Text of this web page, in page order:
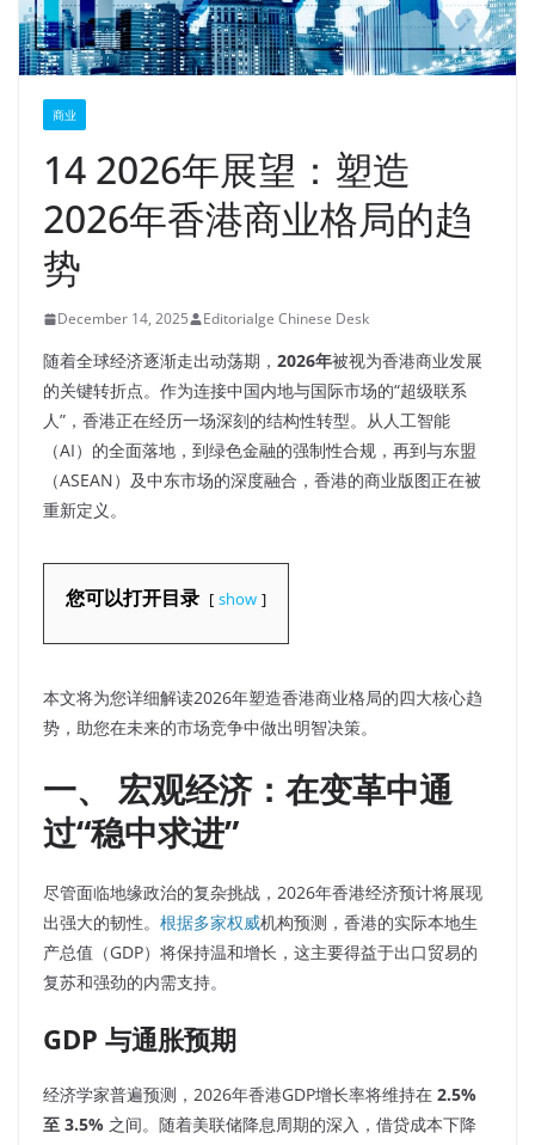
商业
14 2026年展望：塑造
2026年香港商业格局的趋
势
December 14, 2025 Editorialge Chinese Desk
随着全球经济逐渐走出动荡期， 2026年被视为香港商业发展
的关键转折点。作为连接中国内地与国际市场的“超级联系
人”，香港正在经历一场深刻的结构性转型。从人工智能
（AI）的全面落地，到绿色金融的强制性合规，再到与东盟
（ASEAN）及中东市场的深度融合，香港的商业版图正在被
重新定义。
您可以打开目录 show
本文将为您详细解读2026年塑造香港商业格局的四大核心趋
势，助您在未来的市场竞争中做出明智决策。
一、 宏观经济：在变革中通
过“稳中求进”
尽管面临地缘政治的复杂挑战，2026年香港经济预计将展现
出强大的韧性。 根据多家权威机构预测，香港的实际本地生
产总值（GDP）将保持温和增长，这主要得益于出口贸易的
复苏和强劲的内需支持。
GDP 与通胀预期
经济学家普遍预测，2026年香港GDP增长率将维持在 2.5%
至 3.5% 之间。随着美联储降息周期的深入，借贷成本下降